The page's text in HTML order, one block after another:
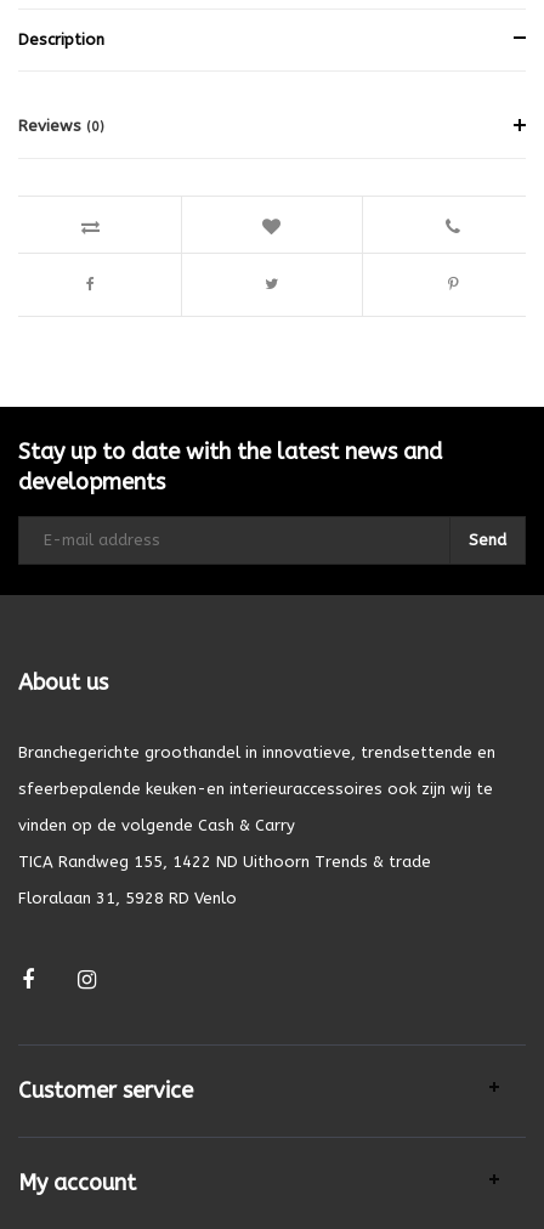
Description
Reviews (0)
Stay up to date with the latest news and
developments
Send
About us
Branchegerichte groothandel in innovatieve, trendsettende en
sfeerbepalende keuken-en interieuraccessoires ook zijn wij te
vinden op de volgende Cash & Carry
TICA Randweg 155, 1422 ND Uithoorn Trends & trade
Floralaan 31, 5928 RD Venlo
Customer service
My account